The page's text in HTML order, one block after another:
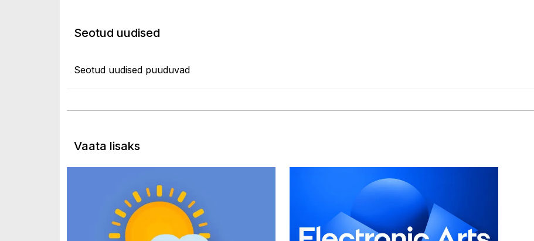
Seotud uudised
Seotud uudised puuduvad
Vaata lisaks